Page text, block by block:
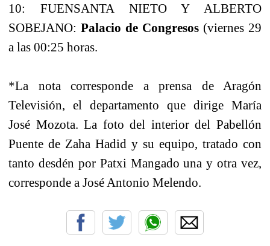
10: FUENSANTA NIETO Y ALBERTO
SOBEJANO: Palacio de Congresos (viernes 29
a las 00:25 horas.
*La nota corresponde a prensa de Aragón
Televisión, el departamento que dirige María
José Mozota. La foto del interior del Pabellón
Puente de Zaha Hadid y su equipo, tratado con
tanto desdén por Patxi Mangado una y otra vez,
corresponde a José Antonio Melendo.